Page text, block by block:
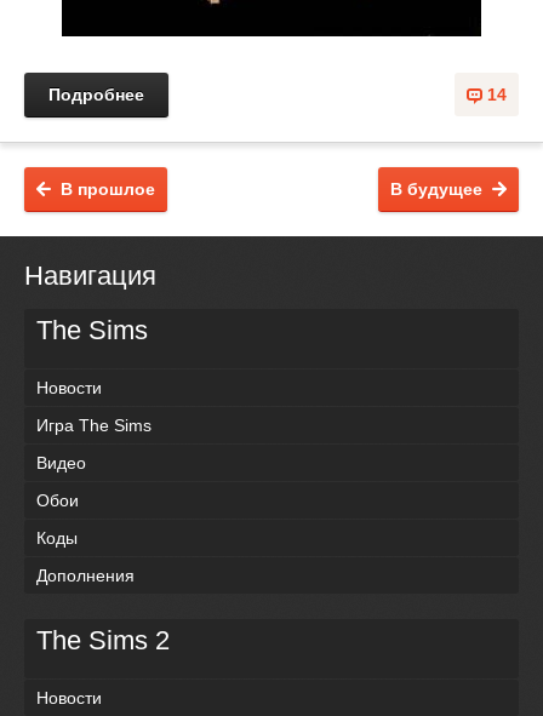
14
Подробнее
В будущее
В прошлое
Навигация
The Sims
Новости
Игра The Sims
Видео
Обои
Коды
Дополнения
The Sims 2
Новости